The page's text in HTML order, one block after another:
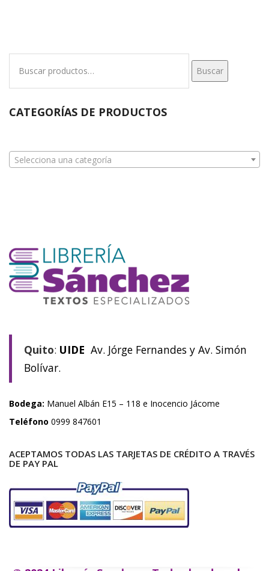
Buscar
CATEGORÍAS DE PRODUCTOS
Selecciona una categoría
Quito: UIDE Av. Jórge Fernandes y Av. Simón
Bolívar.
Bodega: Manuel Albán E15 – 118 e Inocencio Jácome
Teléfono 0999 847601
ACEPTAMOS TODAS LAS TARJETAS DE CRÉDITO A TRAVÉS
DE PAY PAL